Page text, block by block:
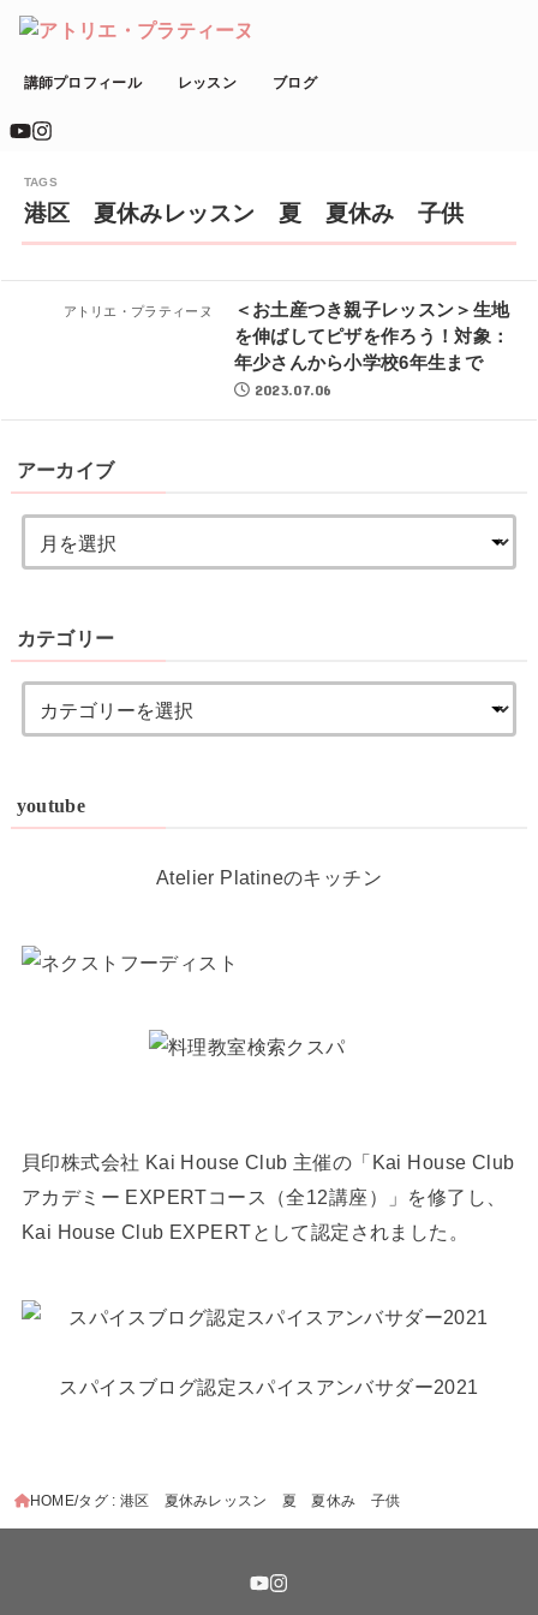
講師プロフィール レッスン ブログ
港区 夏休みレッスン 夏 夏休み 子供
アトリエ・プラティーヌ
＜お土産つき親子レッスン＞生地
を伸ばしてピザを作ろう！対象：
年少さんから小学校6年生まで
2023.07.06
アーカイブ
カテゴリー
youtube
Atelier Platineのキッチン
貝印株式会社 Kai House Club 主催の「Kai House Club
アカデミー EXPERTコース（全12講座）」を修了し、
Kai House Club EXPERTとして認定されました。
スパイスブログ認定スパイスアンバサダー2021
HOME タグ : 港区 夏休みレッスン 夏 夏休み 子供